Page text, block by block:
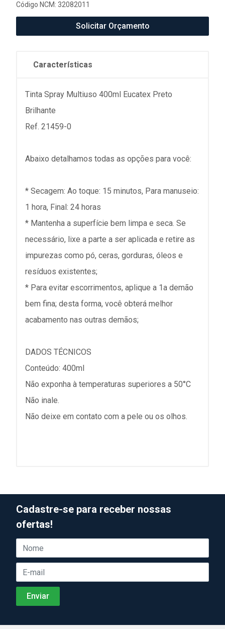
Código NCM: 32082011
Solicitar Orçamento
Características
Tinta Spray Multiuso 400ml Eucatex Preto
Brilhante
Ref. 21459-0
Abaixo detalhamos todas as opções para você:
* Secagem: Ao toque: 15 minutos, Para manuseio:
1 hora, Final: 24 horas
* Mantenha a superfície bem limpa e seca. Se
necessário, lixe a parte a ser aplicada e retire as
impurezas como pó, ceras, gorduras, óleos e
resíduos existentes;
* Para evitar escorrimentos, aplique a 1a demão
bem fina; desta forma, você obterá melhor
acabamento nas outras demãos;
DADOS TÉCNICOS
Conteúdo: 400ml
Não exponha à temperaturas superiores a 50°C
Não inale.
Não deixe em contato com a pele ou os olhos.
Cadastre-se para receber nossas
ofertas!